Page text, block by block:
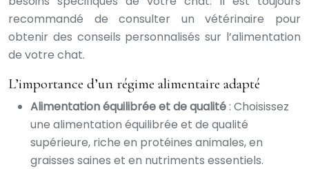
recommandé de consulter un vétérinaire pour
obtenir des conseils personnalisés sur l’alimentation
de votre chat.
L’importance d’un régime alimentaire adapté
Alimentation équilibrée et de qualité: Choisissez
une alimentation équilibrée et de qualité
supérieure, riche en protéines animales, en
graisses saines et en nutriments essentiels.